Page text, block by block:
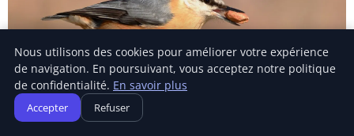
CHANGEMENT CLIMATIQUE
Adaptation au changement climatique : les
Nous utilisons des cookies pour améliorer votre expérience
de navigation. En poursuivant, vous acceptez notre politique
de confidentialité. En savoir plus
Accepter Refuser